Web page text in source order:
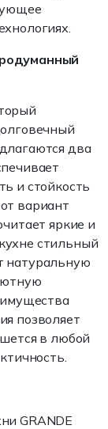
два
и стойкость
вариант
яркие и
стильный
натуральную
позволяет
в любой
GRANDE